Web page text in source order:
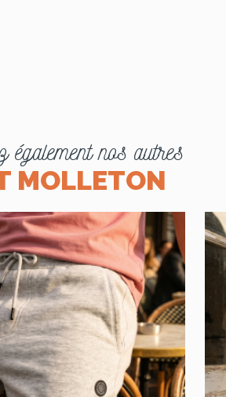
également nos autres
MOLLETON